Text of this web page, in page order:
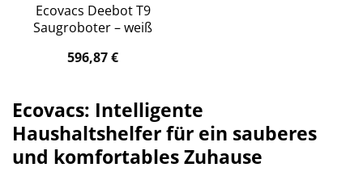
Ecovacs Deebot T9
Saugroboter – weiß
596,87€
Ecovacs: Intelligente
Haushaltshelfer für ein sauberes
und komfortables Zuhause